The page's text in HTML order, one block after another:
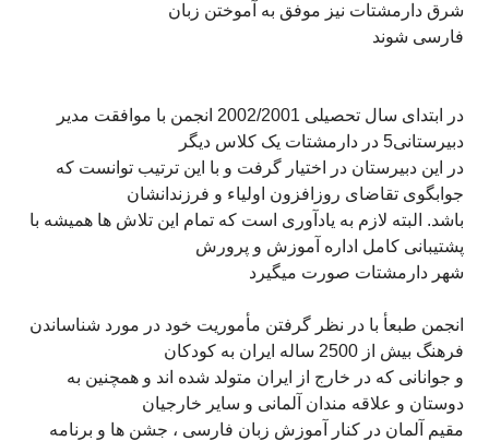
شرق دارمشتات نيز موفق به آموختن زبان
فارسی شوند
در ابتدای سال تحصيلی 2002/2001 انجمن با موافقت مدير
دبيرستانی5 در دارمشتات يک کلاس ديگر
در اين دبيرستان در اختيار گرفت و با اين ترتيب توانست که
جوابگوی تقاضای روزافزون اولياء و فرزندانشان
باشد. البته لازم به يادآوری است که تمام اين تلاش ها هميشه با
پشتيبانی کامل اداره آموزش و پرورش
شهر دارمشتات صورت ميگيرد
انجمن طبعأ با در نظر گرفتن مأموريت خود در مورد شناساندن
فرهنگ بيش از 2500 ساله ايران به کودکان
و جوانانی که در خارج از ايران متولد شده اند و همچنين به
دوستان و علاقه مندان آلمانی و ساير خارجيان
مقيم آلمان در کنار آموزش زبان فارسی ، جشن ها و برنامه